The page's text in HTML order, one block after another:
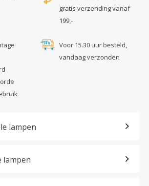
gratis verzending vanaf
199,-
Voor 15.30 uur besteld,
vandaag verzonden
lampen
lampen